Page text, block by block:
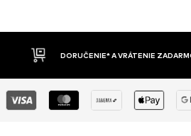
DOBIERKA